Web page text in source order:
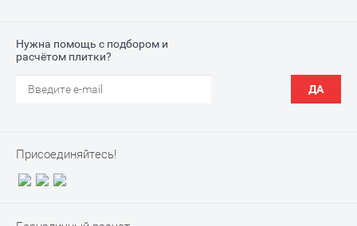
Нужна помощь с подбором и
расчётом плитки?
ДА
Присоединяйтесь!